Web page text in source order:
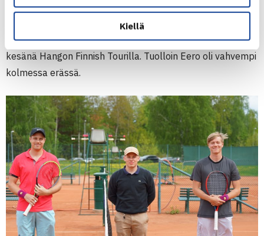
Kiellä
Niin Eero kuin Iiro olivat edenneet loppuotteluun ilman
erätappioita. Veljekset olivat kohdanneet toisensa viime
kesänä Hangon Finnish Tourilla. Tuolloin Eero oli vahvempi
kolmessa erässä.